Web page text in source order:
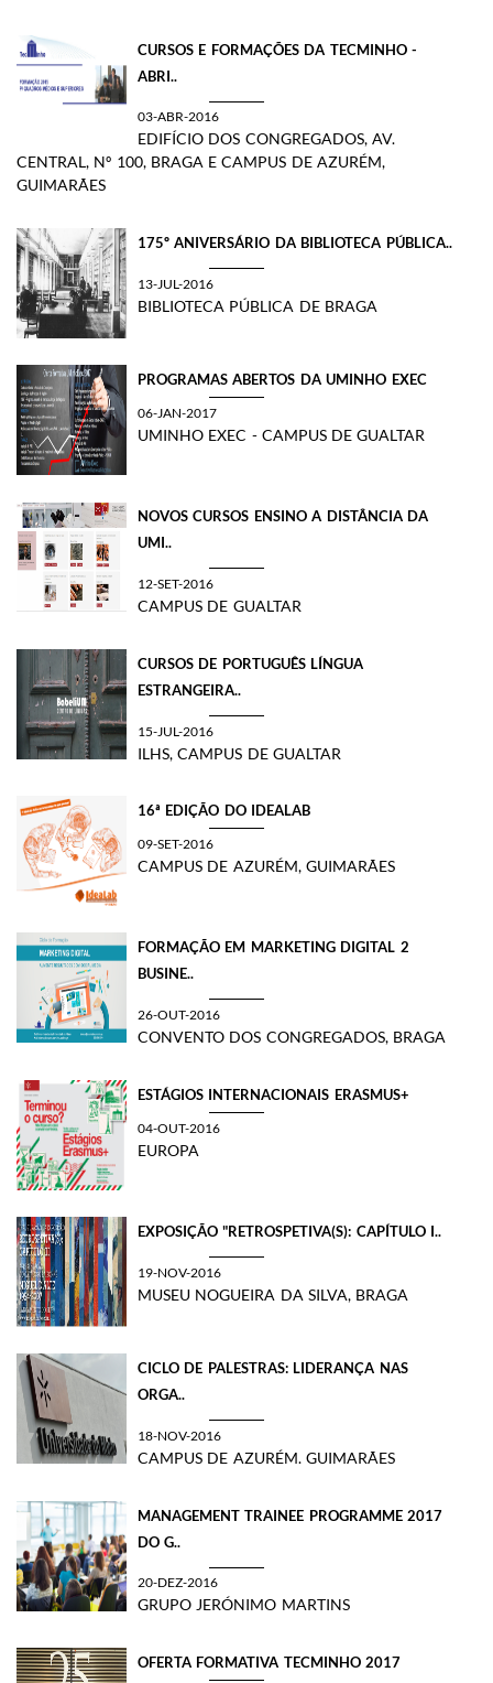
CURSOS E FORMAÇÕES DA TECMINHO​ -
ABRI..
03-ABR-2016
EDIFÍCIO DOS CONGREGADOS, AV.
CENTRAL, Nº 100, BRAGA E CAMPUS DE AZURÉM,
GUIMARÃES
175º ANIVERSÁRIO DA BIBLIOTECA PÚBLICA..
13-JUL-2016
BIBLIOTECA PÚBLICA DE BRAGA
PROGRAMAS ABERTOS DA UMINHO EXEC
06-JAN-2017
UMINHO EXEC - CAMPUS DE GUALTAR
NOVOS CURSOS ENSINO A DISTÂNCIA DA
UMI..
12-SET-2016
CAMPUS DE GUALTAR
CURSOS DE PORTUGUÊS LÍNGUA
ESTRANGEIRA..
15-JUL-2016
ILHS, CAMPUS DE GUALTAR
16ª EDIÇÃO DO IDEALAB
09-SET-2016
CAMPUS DE AZURÉM, GUIMARÃES
FORMAÇÃO EM MARKETING DIGITAL 2
BUSINE..
26-OUT-2016
CONVENTO DOS CONGREGADOS, BRAGA
ESTÁGIOS INTERNACIONAIS ERASMUS+
04-OUT-2016
EUROPA
EXPOSIÇÃO "RETROSPETIVA(S): CAPÍTULO I..
19-NOV-2016
MUSEU NOGUEIRA DA SILVA, BRAGA
CICLO DE PALESTRAS: LIDERANÇA NAS
ORGA..
18-NOV-2016
CAMPUS DE AZURÉM. GUIMARÃES
MANAGEMENT TRAINEE PROGRAMME 2017
DO G..
20-DEZ-2016
GRUPO JERÓNIMO MARTINS
OFERTA FORMATIVA TECMINHO 2017